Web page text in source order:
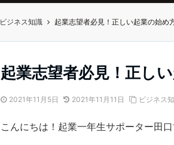
ビジネス知識 起業志望者必見！正しい起業の始め
起業志望者必見！正し
2021年11月5日 2021年11月11日 ビジネス
こんにちは！起業一年生サポーター田口